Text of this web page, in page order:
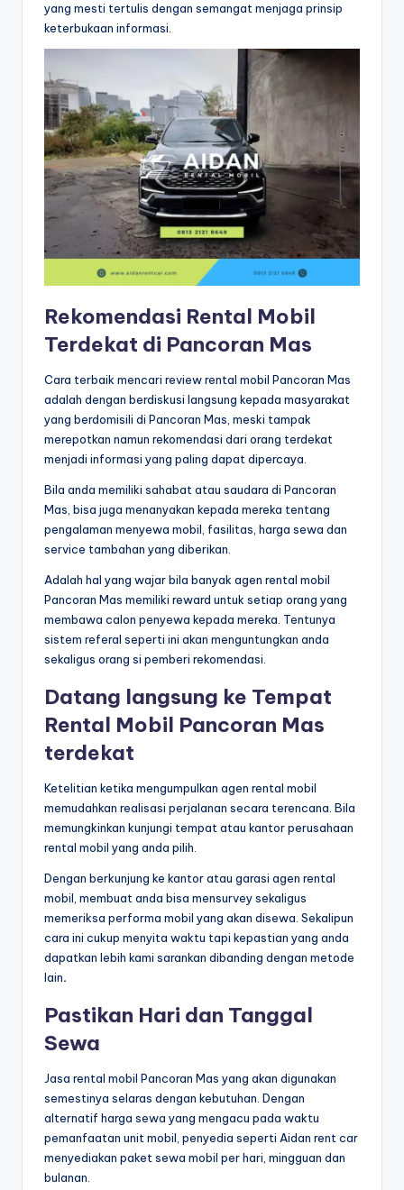
yang mesti tertulis dengan semangat menjaga prinsip
keterbukaan informasi.
Rekomendasi Rental Mobil
Terdekat di Pancoran Mas
Cara terbaik mencari review rental mobil Pancoran Mas
adalah dengan berdiskusi langsung kepada masyarakat
yang berdomisili di Pancoran Mas, meski tampak
merepotkan namun rekomendasi dari orang terdekat
menjadi informasi yang paling dapat dipercaya.
Bila anda memiliki sahabat atau saudara di Pancoran
Mas, bisa juga menanyakan kepada mereka tentang
pengalaman menyewa mobil, fasilitas, harga sewa dan
service tambahan yang diberikan.
Adalah hal yang wajar bila banyak agen rental mobil
Pancoran Mas memiliki reward untuk setiap orang yang
membawa calon penyewa kepada mereka. Tentunya
sistem referal seperti ini akan menguntungkan anda
sekaligus orang si pemberi rekomendasi.
Datang langsung ke Tempat
Rental Mobil Pancoran Mas
terdekat
Ketelitian ketika mengumpulkan agen rental mobil
memudahkan realisasi perjalanan secara terencana. Bila
memungkinkan kunjungi tempat atau kantor perusahaan
rental mobil yang anda pilih.
Dengan berkunjung ke kantor atau garasi agen rental
mobil, membuat anda bisa mensurvey sekaligus
memeriksa performa mobil yang akan disewa. Sekalipun
cara ini cukup menyita waktu tapi kepastian yang anda
dapatkan lebih kami sarankan dibanding dengan metode
lain.
Pastikan Hari dan Tanggal
Sewa
Jasa rental mobil Pancoran Mas yang akan digunakan
semestinya selaras dengan kebutuhan. Dengan
alternatif harga sewa yang mengacu pada waktu
pemanfaatan unit mobil, penyedia seperti Aidan rent car
menyediakan paket sewa mobil per hari, mingguan dan
bulanan.